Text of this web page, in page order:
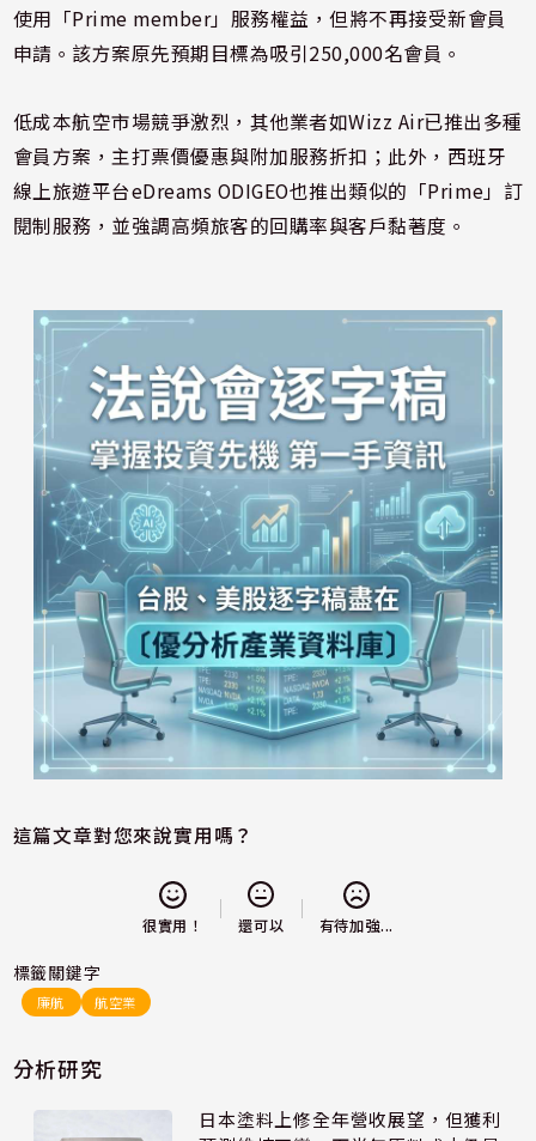
使用「Prime member」服務權益，但將不再接受新會員
申請。該方案原先預期目標為吸引250,000名會員。
低成本航空市場競爭激烈，其他業者如Wizz Air已推出多種
會員方案，主打票價優惠與附加服務折扣；此外，西班牙
線上旅遊平台eDreams ODIGEO也推出類似的「Prime」訂
閱制服務，並強調高頻旅客的回購率與客戶黏著度。
這篇文章對您來說實用嗎？
很實用！ 還可以 有待加強...
標籤關鍵字
廉航 航空業
分析研究
日本塗料上修全年營收展望，但獲利